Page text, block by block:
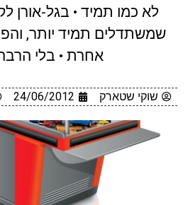
לא כמו תמיד • בגל-אורן
שמשתדלים תמיד יותר,
אחרת • בלי
שוקי שטארק 24/06/2012